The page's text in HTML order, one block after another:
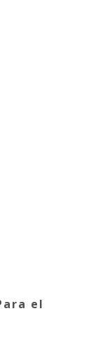
el